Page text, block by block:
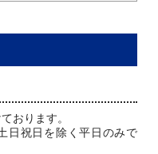
おります。
日祝日を除く平日のみで